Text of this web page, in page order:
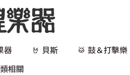
器 🤘 貝斯 🥁 鼓＆打擊樂
相關